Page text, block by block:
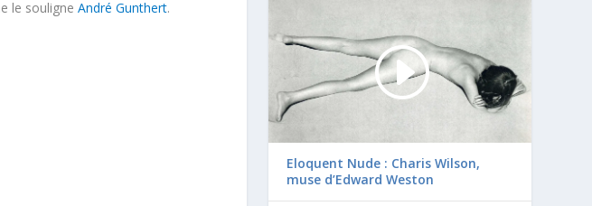
le souligneAndré Gunthert.
Eloquent Nude : Charis Wilson,
muse d’Edward Weston